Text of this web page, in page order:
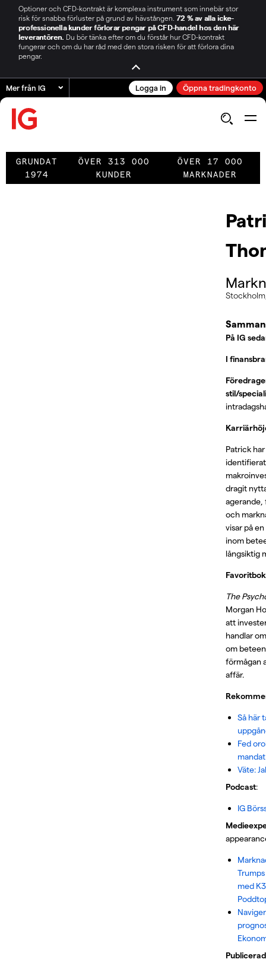
Optioner och CFD-kontrakt är komplexa instrument som innebär stor
risk för snabba förluster på grund av hävstången. 72 % av alla icke-
professionella kunder förlorar pengar på CFD-handel hos den här
leverantören. Du bör tänka efter om du förstår hur CFD-kontrakt
fungerar och om du har råd med den stora risken för att förlora dina
pengar.
Mer från IG Logga in Öppna tradingkonto
GRUNDAT
1974
ÖVER 313 000
KUNDER
ÖVER 17 000
MARKNADER
På IG
I
stil/
Patrick
dragit
agerande,
och
visar på
inom
långsiktig
The
Morgan
att
handlar
om
förmågan
affär.
Så här
Fed
mandat
Väte:
Podcast:
IG
med